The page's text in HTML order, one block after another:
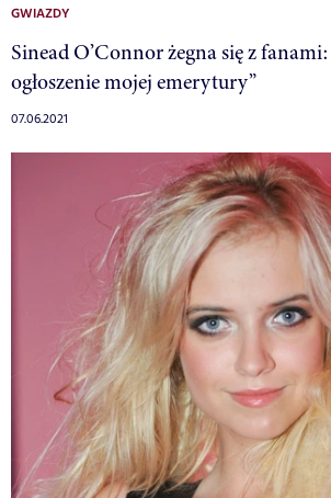
GWIAZDY
Sinead O’Connor żegna się z fanami:
ogłoszenie mojej emerytury”
07.06.2021